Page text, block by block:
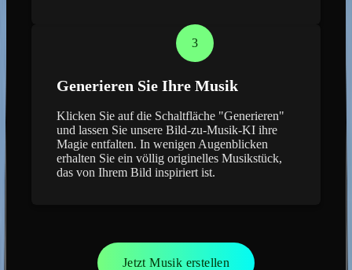
3
Generieren Sie Ihre Musik
Klicken Sie auf die Schaltfläche "Generieren"
und lassen Sie unsere Bild-zu-Musik-KI ihre
Magie entfalten. In wenigen Augenblicken
erhalten Sie ein völlig originelles Musikstück,
das von Ihrem Bild inspiriert ist.
Jetzt Musik erstellen